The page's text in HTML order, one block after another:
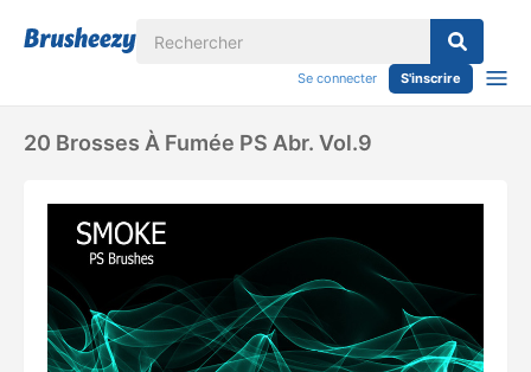
Se connecter S'inscrire
20 Brosses À Fumée PS Abr. Vol.9